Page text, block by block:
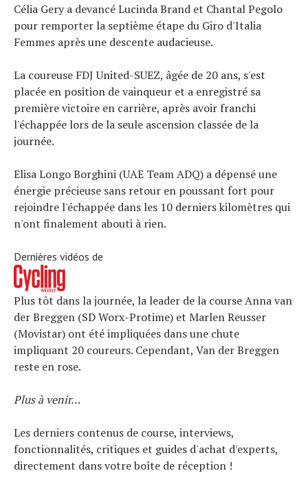
Célia Gery a devancé Lucinda Brand et Chantal Pegolo
pour remporter la septième étape du Giro d'Italia
Femmes après une descente audacieuse.
La coureuse FDJ United-SUEZ, âgée de 20 ans, s'est
placée en position de vainqueur et a enregistré sa
première victoire en carrière, après avoir franchi
l'échappée lors de la seule ascension classée de la
journée.
Elisa Longo Borghini (UAE Team ADQ) a dépensé une
énergie précieuse sans retour en poussant fort pour
rejoindre l'échappée dans les 10 derniers kilomètres qui
n'ont finalement abouti à rien.
Dernières vidéos de
Plus tôt dans la journée, la leader de la course Anna van
der Breggen (SD Worx-Protime) et Marlen Reusser
(Movistar) ont été impliquées dans une chute
impliquant 20 coureurs. Cependant, Van der Breggen
reste en rose.
Plus à venir…
Les derniers contenus de course, interviews,
fonctionnalités, critiques et guides d'achat d'experts,
directement dans votre boîte de réception !